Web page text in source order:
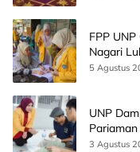
FPP
Nagari
5 Agustus
UNP
AI
3 Agustus